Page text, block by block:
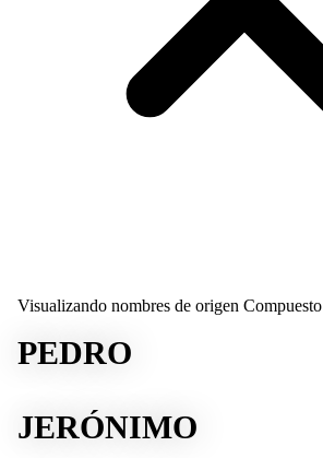
Visualizando nombres de origen Compuesto
PEDRO
JERÓNIMO